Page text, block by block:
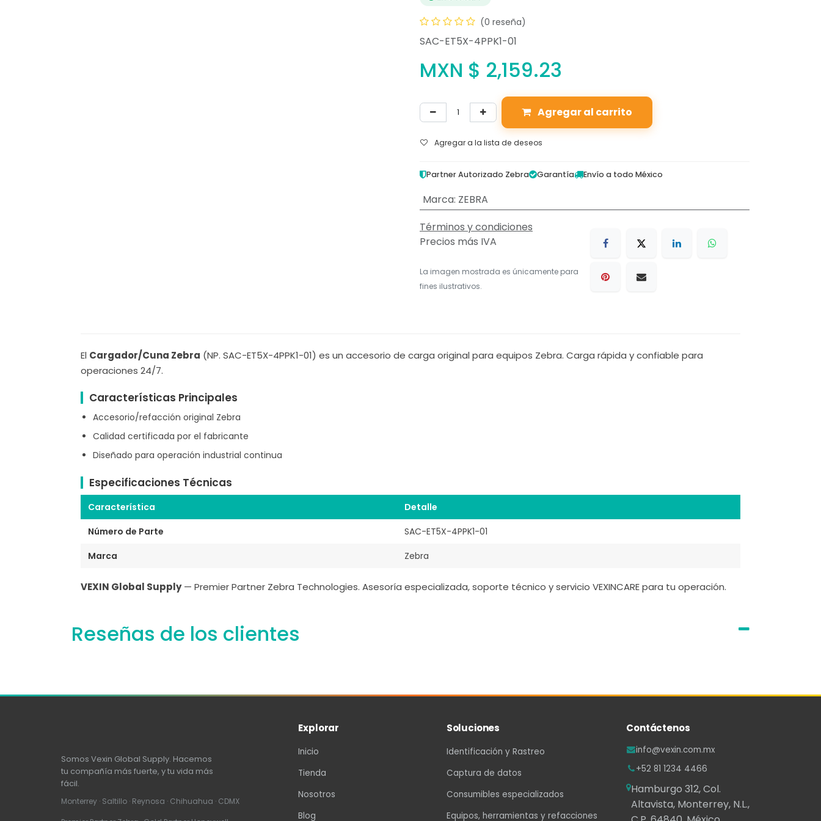
(0 reseña)
SAC-ET5X-4PPK1-01
MXN $ 2,159.23
Agregar al carrito
Agregar a la lista de deseos
Partner Autorizado Zebra Garantía Envío a todo México
Marca: ZEBRA
Términos y condiciones
Precios más IVA
La imagen mostrada es únicamente para
fines ilustrativos.
El Cargador/Cuna Zebra (NP. SAC-ET5X-4PPK1-01) es un accesorio de carga original para equipos Zebra. Carga rápida y confiable para
operaciones 24/7.
Características Principales
Accesorio/refacción original Zebra
Calidad certificada por el fabricante
Diseñado para operación industrial continua
Especificaciones Técnicas
Característica
Detalle
Número de Parte
SAC-ET5X-4PPK1-01
Marca
Zebra
VEXIN Global Supply— Premier Partner Zebra Technologies. Asesoría especializada, soporte técnico y servicio VEXINCARE para tu operación.
Reseñas de los clientes
Somos Vexin Global Supply. Hacemos
tu compañía más fuerte, y tu vida más
fácil.
Monterrey · Saltillo · Reynosa · Chihuahua · CDMX
Explorar
Inicio
Tienda
Nosotros
Blog
Soluciones
Identificación y Rastreo
Captura de datos
Consumibles especializados
Equipos, herramientas y refacciones
Contáctenos
info@vexin.com.mx
+52 81 1234 4466
Hamburgo 312, Col.
Altavista, Monterrey, N.L.,